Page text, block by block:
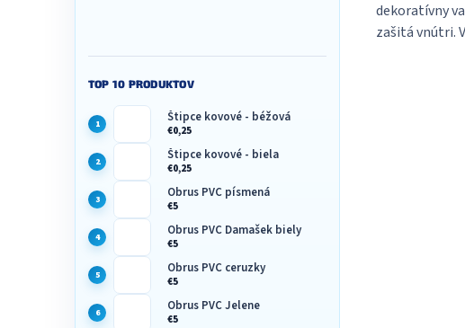
TOP 10 PRODUKTOV
Štipce kovové - béžová
€0,25
Štipce kovové - biela
€0,25
Obrus PVC písmená
€5
Obrus PVC Damašek biely
€5
Obrus PVC ceruzky
€5
Obrus PVC Jelene
€5
dekoratívny
zašitá vnútri.